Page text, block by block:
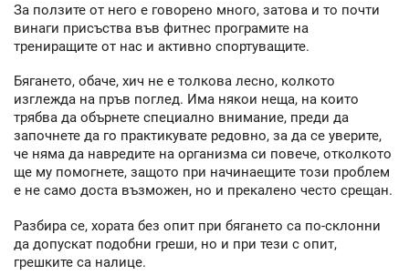
За ползите от него е говорено много, затова и то почти
винаги присъства във фитнес програмите на
трениращите от нас и активно спортуващите.
Бягането, обаче, хич не е толкова лесно, колкото
изглежда на пръв поглед. Има някои неща, на които
трябва да обърнете специално внимание, преди да
започнете да го практикувате редовно, за да се уверите,
че няма да навредите на организма си повече, отколкото
ще му помогнете, защото при начинаещите този проблем
е не само доста възможен, но и прекалено често срещан.
Разбира се, хората без опит при бягането са по-склонни
да допускат подобни греши, но и при тези с опит,
грешките са налице.